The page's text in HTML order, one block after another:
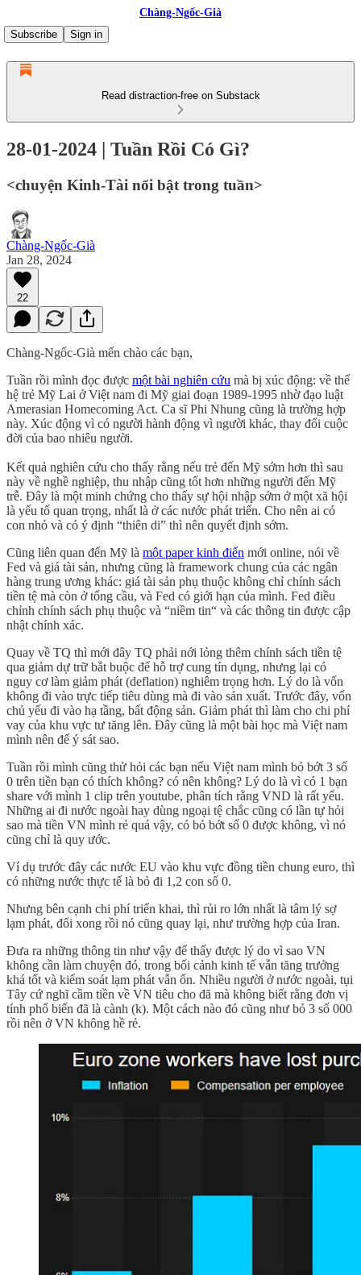
Chàng-Ngốc-Già
Subscribe
Sign in
Read distraction-free on Substack
28-01-2024 | Tuần Rồi Có Gì?
<chuyện Kinh-Tài nổi bật trong tuần>
Chàng-Ngốc-Già
Jan 28, 2024
22
Chàng-Ngốc-Già mến chào các bạn,
Tuần rồi mình đọc được một bài nghiên cứu mà bị xúc động: về thế
hệ trẻ Mỹ Lai ở Việt nam đi Mỹ giai đoạn 1989-1995 nhờ đạo luật
Amerasian Homecoming Act. Ca sĩ Phi Nhung cũng là trường hợp
này. Xúc động vì có người hành động vì người khác, thay đổi cuộc
đời của bao nhiêu người.
Kết quả nghiên cứu cho thấy rằng nếu trẻ đến Mỹ sớm hơn thì sau
này về nghề nghiệp, thu nhập cũng tốt hơn những người đến Mỹ
trễ. Đây là một minh chứng cho thấy sự hội nhập sớm ở một xã hội
là yếu tố quan trọng, nhất là ở các nước phát triển. Cho nên ai có
con nhỏ và có ý định “thiên di” thì nên quyết định sớm.
Cũng liên quan đến Mỹ là một paper kinh điển mới online, nói về
Fed và giá tài sản, nhưng cũng là framework chung của các ngân
hàng trung ương khác: giá tài sản phụ thuộc không chỉ chính sách
tiền tệ mà còn ở tổng cầu, và Fed có giới hạn của mình. Fed điều
chỉnh chính sách phụ thuộc và “niềm tin“ và các thông tin được cập
nhật chính xác.
Quay về TQ thì mới đây TQ phải nới lỏng thêm chính sách tiền tệ
qua giảm dự trữ bắt buộc để hỗ trợ cung tín dụng, nhưng lại có
nguy cơ làm giảm phát (deflation) nghiêm trọng hơn. Lý do là vốn
không đi vào trực tiếp tiêu dùng mà đi vào sản xuất. Trước đây, vốn
chủ yếu đi vào hạ tầng, bất động sản. Giảm phát thì làm cho chi phí
vay của khu vực tư tăng lên. Đây cũng là một bài học mà Việt nam
mình nên để ý sát sao.
Tuần rồi mình cũng thử hỏi các bạn nếu Việt nam mình bỏ bớt 3 số
0 trên tiền bạn có thích không? có nên không? Lý do là vì có 1 bạn
share với mình 1 clip trên youtube, phân tích rằng VND là rất yếu.
Những ai đi nước ngoài hay dùng ngoại tệ chắc cũng có lần tự hỏi
sao mà tiền VN mình rẻ quá vậy, có bỏ bớt số 0 được không, vì nó
cũng chỉ là quy ước.
Ví dụ trước đây các nước EU vào khu vực đồng tiền chung euro, thì
có những nước thực tế là bỏ đi 1,2 con số 0.
Nhưng bên cạnh chi phí triển khai, thì rủi ro lớn nhất là tâm lý sợ
lạm phát, đổi xong rồi nó cũng quay lại, như trường hợp của Iran.
Đưa ra những thông tin như vậy để thấy được lý do vì sao VN
không cần làm chuyện đó, trong bối cảnh kinh tế vẫn tăng trưởng
khá tốt và kiểm soát lạm phát vẫn ổn. Nhiều người ở nước ngoài, tụi
Tây cứ nghĩ cầm tiền về VN tiêu cho đã mà không biết rằng đơn vị
tính phổ biến đã là cành (k). Một cách nào đó cũng như bỏ 3 số 000
rồi nên ở VN không hề rẻ.